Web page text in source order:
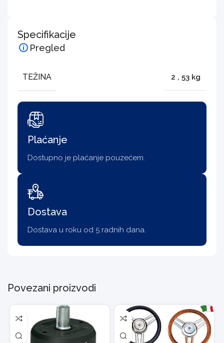
Specifikacije
Pregled
TEŽINA 2 , 53 kg
Plaćanje
Dostupno je plaćanje pouzećem.
Dostava
Dostava u roku od 5 radnih dana.
Povezani proizvodi